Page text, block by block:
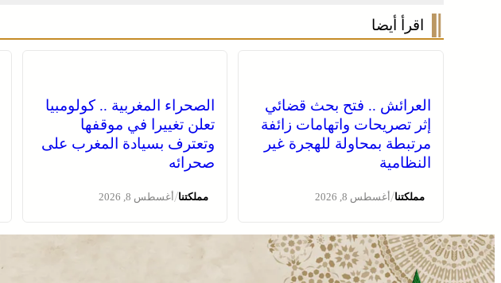
اقرأ أيضا
العرائش .. فتح بحث قضائي
إثر تصريحات واتهامات زائفة
مرتبطة بمحاولة للهجرة غير
النظامية
مملكتنا/أغسطس 8, 2026
الصحراء المغربية .. كولومبيا
تعلن تغييرا في موقفها
وتعترف بسيادة المغرب على
صحرائه
مملكتنا/أغسطس 8, 2026